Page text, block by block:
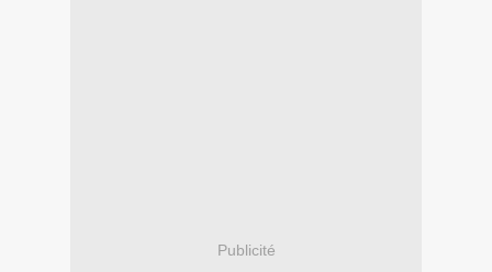
Publicité